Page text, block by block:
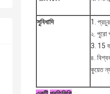
সুবিধাদি
1.
২. পুরো
3. 15
৪.
কুয়েত